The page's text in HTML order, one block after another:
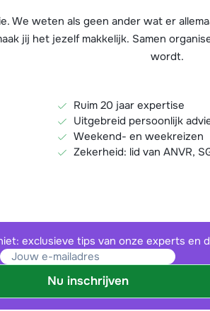
zal niet gebruikt worden voor commerciële
(optioneel)
We weten als geen ander wat er
jij het jezelf makkelijk. Samen
wordt.
Ruim 20 jaar expertise
Uitgebreid persoonlijk
Weekend- en weekreizen
Zekerheid: lid van ANVR,
exclusieve tips van onze experts en
Nu inschrijven